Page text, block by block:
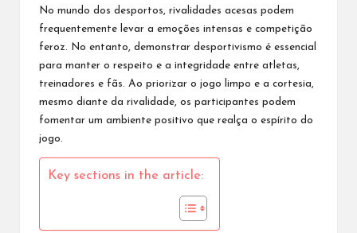
No mundo dos desportos, rivalidades acesas podem
frequentemente levar a emoções intensas e competição
feroz. No entanto, demonstrar desportivismo é essencial
para manter o respeito e a integridade entre atletas,
treinadores e fãs. Ao priorizar o jogo limpo e a cortesia,
mesmo diante da rivalidade, os participantes podem
fomentar um ambiente positivo que realça o espírito do
jogo.
Key sections in the article: